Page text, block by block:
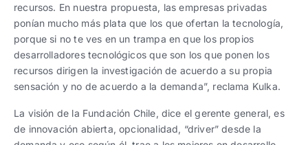
recursos. En nuestra propuesta, las empresas privadas
ponían mucho más plata que los que ofertan la tecnología,
porque si no te ves en un trampa en que los propios
desarrolladores tecnológicos que son los que ponen los
recursos dirigen la investigación de acuerdo a su propia
sensación y no de acuerdo a la demanda”, reclama Kulka.
La visión de la Fundación Chile, dice el gerente general, es
de innovación abierta, opcionalidad, “driver” desde la